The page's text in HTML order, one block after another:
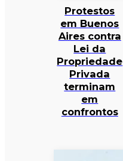
Protestos
em Buenos
Aires contra
Lei da
Propriedade
Privada
terminam
em
confrontos